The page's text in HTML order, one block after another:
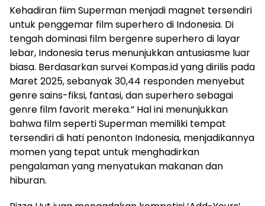
Kehadiran fiim Superman menjadi magnet tersendiri
untuk penggemar film superhero di Indonesia. Di
tengah dominasi film bergenre superhero di layar
lebar, Indonesia terus menunjukkan antusiasme luar
biasa. Berdasarkan survei Kompas.id yang dirilis pada
Maret 2025, sebanyak 30,44 responden menyebut
genre sains-fiksi, fantasi, dan superhero sebagai
genre film favorit mereka.” Hal ini menunjukkan
bahwa film seperti Superman memiliki tempat
tersendiri di hati penonton Indonesia, menjadikannya
momen yang tepat untuk menghadirkan
pengalaman yang menyatukan makanan dan
hiburan.